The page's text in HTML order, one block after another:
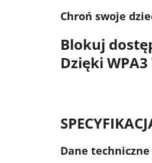
Chroń swoje
Blokuj
Dzięki WPA3
Dane techniczne